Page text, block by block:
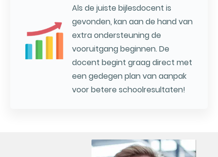
Als de juiste bijlesdocent is
gevonden, kan aan de hand van
extra ondersteuning de
vooruitgang beginnen. De
docent begint graag direct met
een gedegen plan van aanpak
voor betere schoolresultaten!